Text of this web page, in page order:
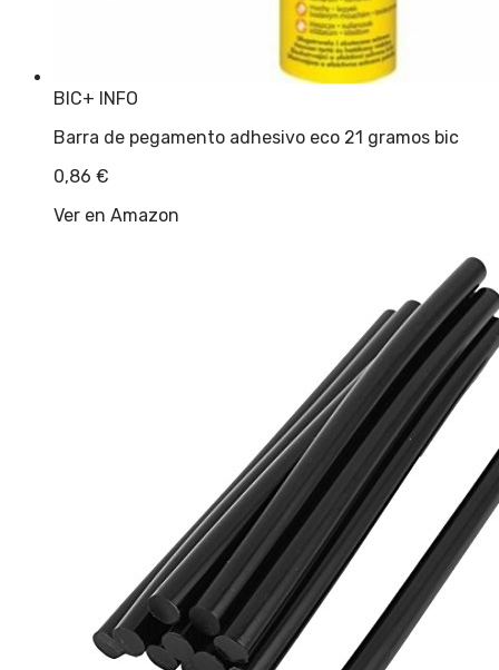
BIC+ INFO
Barra de pegamento adhesivo eco 21 gramos bic
0,86 €
Ver en Amazon